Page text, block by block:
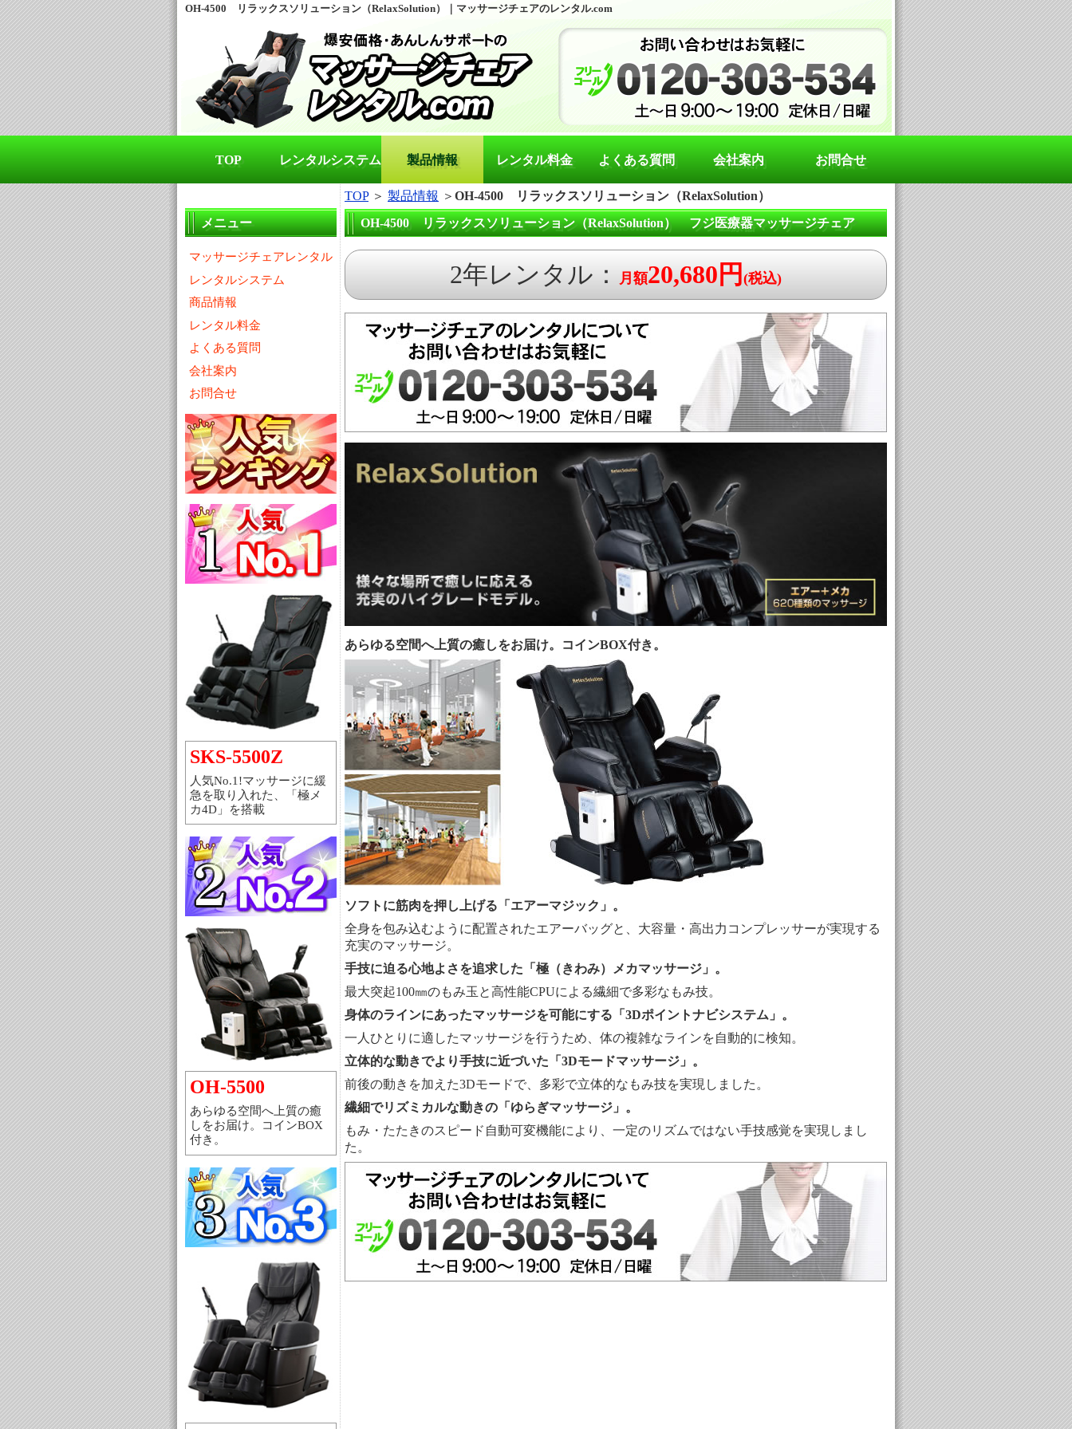
OH-4500 リラックスソリューション（RelaxSolution）｜マッサージチェアのレンタル.com
TOP レンタルシステム 製品情報 レンタル料金 よくある質問 会社案内 お問合せ
TOP＞ 製品情報 ＞ OH-4500 リラックスソリューション（RelaxSolution）
OH-4500 リラックスソリューション（RelaxSolution） フジ医療器マッサージチェア
2年レンタル： 月額20,680円 (税込)
あらゆる空間へ上質の癒しをお届け。コインBOX付き。
ソフトに筋肉を押し上げる「エアーマジック」。
全身を包み込むように配置されたエアーバッグと、大容量・高出力コンプレッサーが実現する
充実のマッサージ。
手技に迫る心地よさを追求した「極（きわみ）メカマッサージ」。
最大突起100㎜のもみ玉と高性能CPUによる繊細で多彩なもみ技。
身体のラインにあったマッサージを可能にする「3Dポイントナビシステム」。
一人ひとりに適したマッサージを行うため、体の複雑なラインを自動的に検知。
立体的な動きでより手技に近づいた「3Dモードマッサージ」。
前後の動きを加えた3Dモードで、多彩で立体的なもみ技を実現しました。
繊細でリズミカルな動きの「ゆらぎマッサージ」。
もみ・たたきのスピード自動可変機能により、一定のリズムではない手技感覚を実現しまし
た。
メニュー
マッサージチェアレンタル
レンタルシステム
商品情報
レンタル料金
よくある質問
会社案内
お問合せ
SKS-5500Z
人気No.1!マッサージに緩
急を取り入れた、「極メ
カ4D」を搭載
OH-5500
あらゆる空間へ上質の癒
しをお届け。コインBOX
付き。